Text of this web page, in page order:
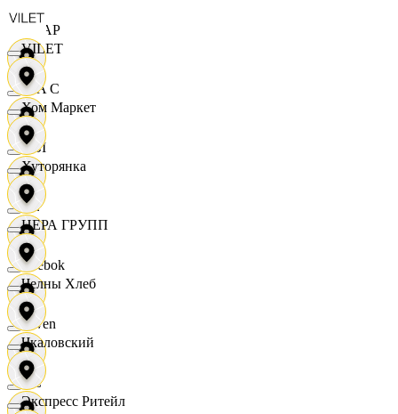
СПАР
M A C
OBI
RE
Reebok
Seven
XC
VILET
Хом Маркет
Хуторянка
ЦЕРА ГРУПП
Челны Хлеб
Чкаловский
Экспресс Ритейл